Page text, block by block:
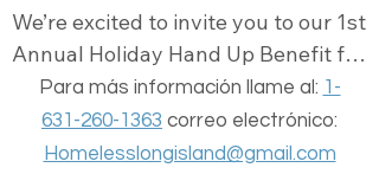
We’re excited to invite you to our 1st
Annual Holiday Hand Up Benefit for
Homeless Long Island. It's a
wonderful opportunity to come
together, enjoy great music,
Para más información llame al: 1-
631-260-1363 correo electrónico:
Homelesslongisland@gmail.com